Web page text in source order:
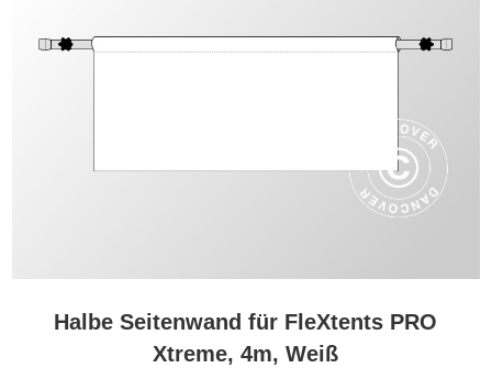
Halbe Seitenwand für FleXtents PRO
Xtreme, 4m, Weiß